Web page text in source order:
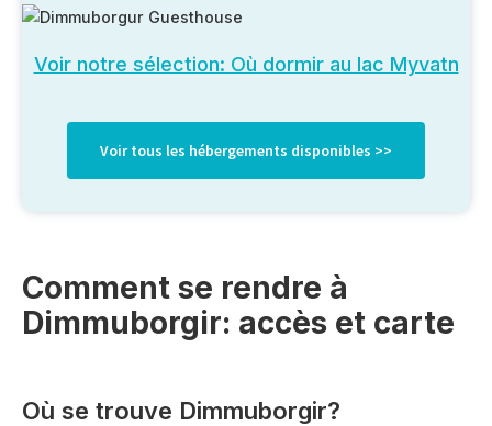
Voir notre sélection: Où dormir au lac Myvatn
Voir tous les hébergements disponibles >>
Comment se rendre à
Dimmuborgir: accès et carte
Où se trouve Dimmuborgir?